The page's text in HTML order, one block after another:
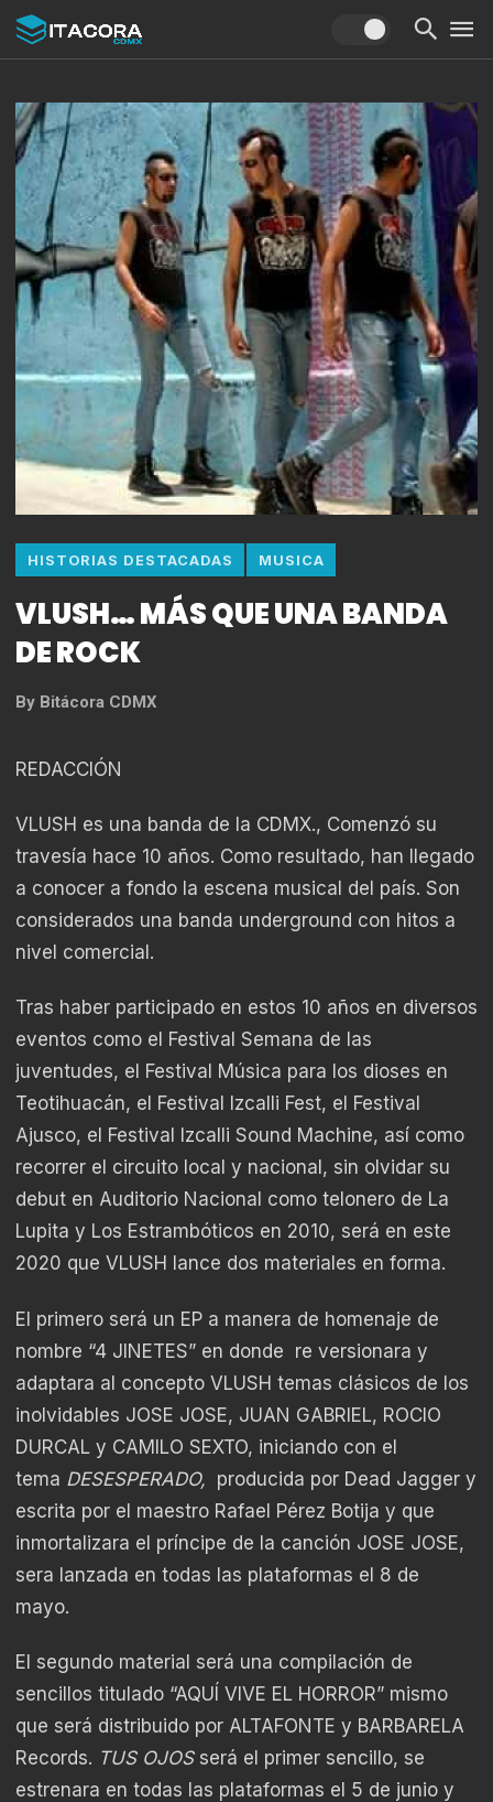
HISTORIAS DESTACADAS MUSICA
VLUSH… MÁS QUE UNA BANDA
DE ROCK
By Bitácora CDMX
REDACCIÓN
VLUSH es una banda de la CDMX., Comenzó su
travesía hace 10 años. Como resultado, han llegado
a conocer a fondo la escena musical del país. Son
considerados una banda underground con hitos a
nivel comercial.
Tras haber participado en estos 10 años en diversos
eventos como el Festival Semana de las
juventudes, el Festival Música para los dioses en
Teotihuacán, el Festival Izcalli Fest, el Festival
Ajusco, el Festival Izcalli Sound Machine, así como
recorrer el circuito local y nacional, sin olvidar su
debut en Auditorio Nacional como telonero de La
Lupita y Los Estrambóticos en 2010, será en este
2020 que VLUSH lance dos materiales en forma.
El primero será un EP a manera de homenaje de
nombre “4 JINETES” en donde re versionara y
adaptara al concepto VLUSH temas clásicos de los
inolvidables JOSE JOSE, JUAN GABRIEL, ROCIO
DURCAL y CAMILO SEXTO, iniciando con el
tema DESESPERADO, producida por Dead Jagger y
escrita por el maestro Rafael Pérez Botija y que
inmortalizara el príncipe de la canción JOSE JOSE,
sera lanzada en todas las plataformas el 8 de
mayo.
El segundo material será una compilación de
sencillos titulado “AQUÍ VIVE EL HORROR” mismo
que será distribuido por ALTAFONTE y BARBARELA
Records. TUS OJOSserá el primer sencillo, se
estrenara en todas las plataformas el 5 de junio y